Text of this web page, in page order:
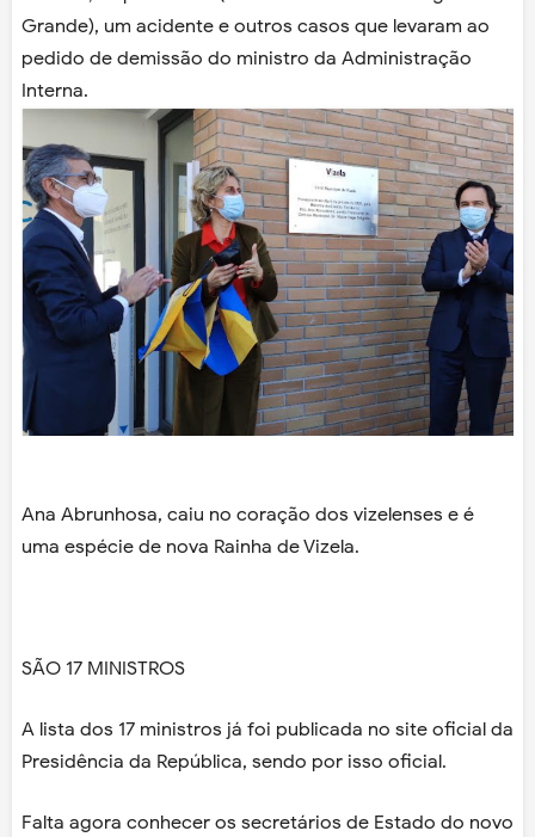
Grande), um acidente e outros casos que levaram ao
pedido de demissão do ministro da Administração
Interna.
Ana Abrunhosa, caiu no coração dos vizelenses e é
uma espécie de nova Rainha de Vizela.
SÃO 17 MINISTROS
A lista dos 17 ministros já foi publicada no site oficial da
Presidência da República, sendo por isso oficial.
Falta agora conhecer os secretários de Estado do novo